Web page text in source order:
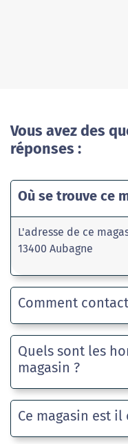
Vous avez des
réponses :
Où se trouve ce
L'adresse de ce
13400 Aubagne
Comment
Quels sont les
magasin ?
Ce magasin est